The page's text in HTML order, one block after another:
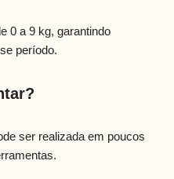
0 a 9 kg, garantindo
período.
ser realizada em poucos